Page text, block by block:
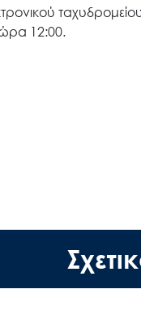
ώρα 12:00.